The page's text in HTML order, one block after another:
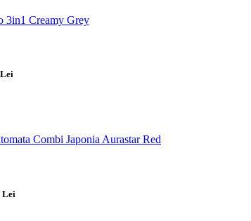
Lei